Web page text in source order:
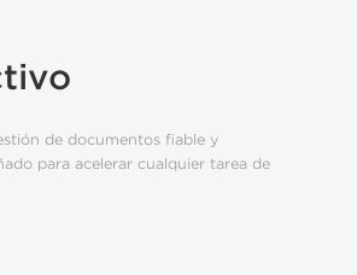
de documentos fiable y
para acelerar cualquier tarea de